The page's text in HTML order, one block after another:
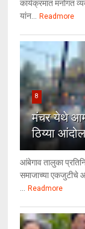
कार्यक्रमात मनोगत
यांन... Readmore
8
मंचर येथे
ठिय्या
आंबेगाव तालुका
समाजाच्या एकजुटीचे
... Readmore